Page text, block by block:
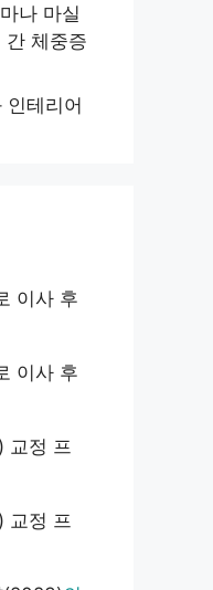
나 마실
간 체중증
테리어
이사 후
이사 후
교정 프
교정 프